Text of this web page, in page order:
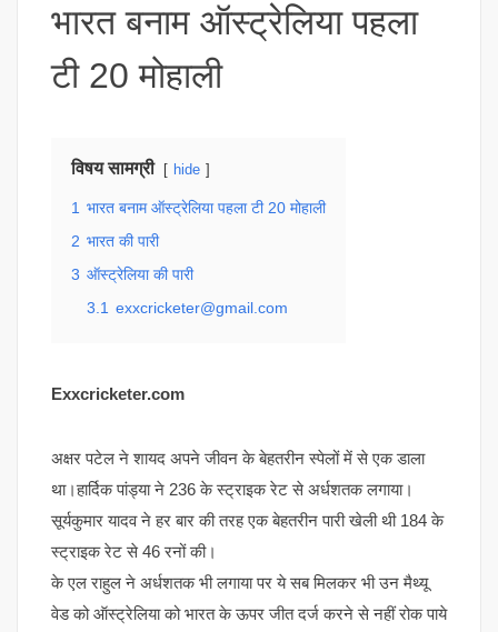
भारत बनाम ऑस्ट्रेलिया पहला
टी 20 मोहाली
विषय सामग्री hide
1 भारत बनाम ऑस्ट्रेलिया पहला टी 20 मोहाली
2 भारत की पारी
3 ऑस्ट्रेलिया की पारी
3.1 exxcricketer@gmail.com
Exxcricketer.com
अक्षर पटेल ने शायद अपने जीवन के बेहतरीन स्पेलों में से एक डाला
था।हार्दिक पांड्या ने 236 के स्ट्राइक रेट से अर्धशतक लगाया।
सूर्यकुमार यादव ने हर बार की तरह एक बेहतरीन पारी खेली थी 184 के
स्ट्राइक रेट से 46 रनों की।
के एल राहुल ने अर्धशतक भी लगाया पर ये सब मिलकर भी उन मैथ्यू
वेड को ऑस्ट्रेलिया को भारत के ऊपर जीत दर्ज करने से नहीं रोक पाये